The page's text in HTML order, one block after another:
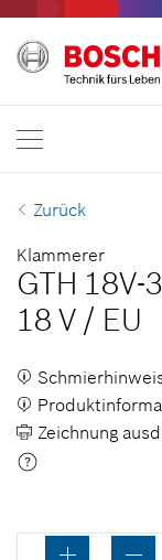
Startseite
Bosch Professional
FR | Français
Zurück
Klammerer
GTH 18V-
18 V / EU
Zeichnung